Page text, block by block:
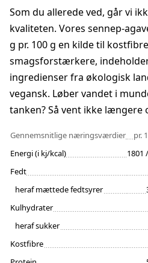
Som du allerede ved, går vi
kvaliteten. Vores sennep-
g pr. 100 g en kilde til
smagsforstærkere,
ingredienser fra økologisk
vegansk. Løber vandet i
tanken? Så vent ikke længere
Gennemsnitlige næringsværdier
pr.
Energi (i kj/kcal)
1801
Fedt
heraf mættede fedtsyrer
Kulhydrater
heraf sukker
Kostfibre